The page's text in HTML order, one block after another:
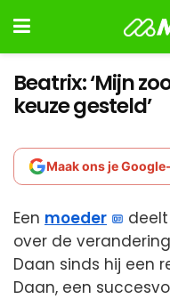
Beatrix: ‘Mijn
keuze gesteld’
Maak ons je
Een moeder
over de
Daan sinds hij een
Daan, een